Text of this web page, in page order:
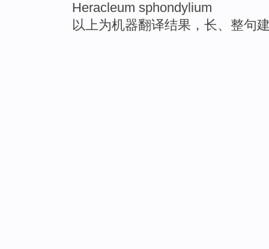
Heracleum sphondylium
以上为机器翻译结果，长、整句